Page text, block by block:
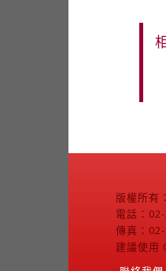
版權所有
電話：
傳真：
建議使用